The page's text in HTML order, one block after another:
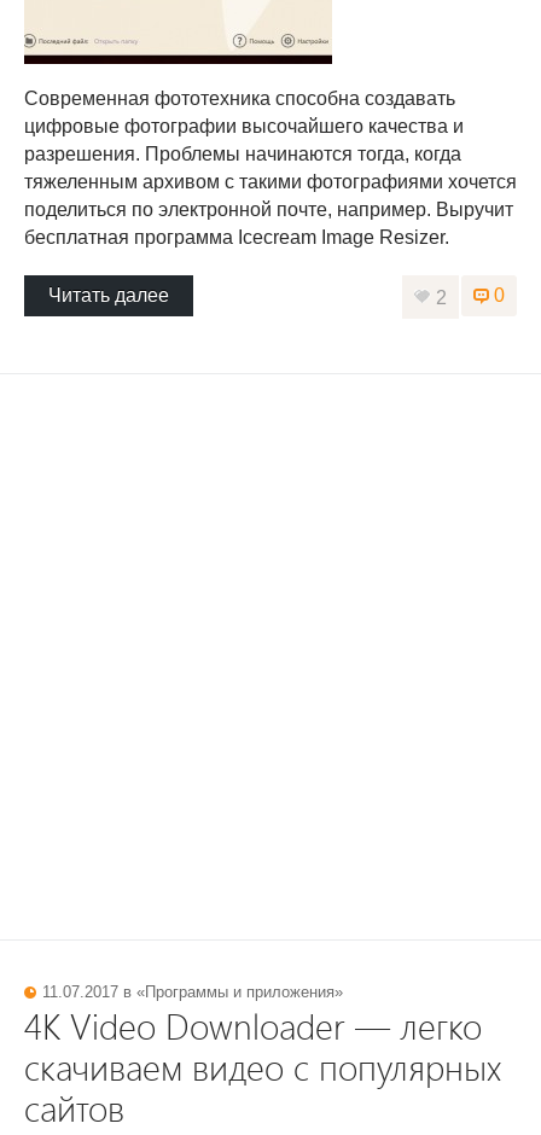
Современная фототехника способна создавать
цифровые фотографии высочайшего качества и
разрешения. Проблемы начинаются тогда, когда
тяжеленным архивом с такими фотографиями хочется
поделиться по электронной почте, например. Выручит
бесплатная программа Icecream Image Resizer.
0
2
Читать далее
11.07.2017 в «Программы и приложения»
4K Video Downloader — легко
скачиваем видео с популярных
сайтов